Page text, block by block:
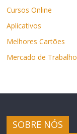
Cursos Online
Aplicativos
Melhores Cartões
Mercado de Trabalho
SOBRE NÓS